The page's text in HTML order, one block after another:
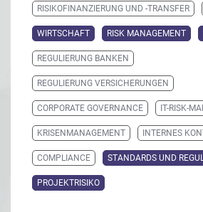
RISIKOFINANZIERUNG UND -TRANSFER
WIRTSCHAFT RISK MANAGEMENT
REGULIERUNG BANKEN
REGULIERUNG VERSICHERUNGEN
CORPORATE GOVERNANCE IT-RISK-
KRISENMANAGEMENT INTERNES
COMPLIANCE STANDARDS UND
PROJEKTRISIKO